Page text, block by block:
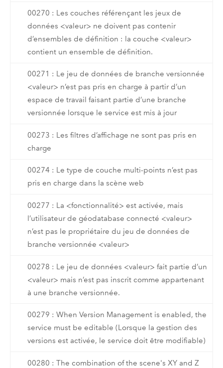
00270 : Les couches référençant les jeux de
données <valeur> ne doivent pas contenir
d’ensembles de définition : la couche <valeur>
contient un ensemble de définition.
00271 : Le jeu de données de branche versionnée
<valeur> n’est pas pris en charge à partir d’un
espace de travail faisant partie d’une branche
versionnée lorsque le service est mis à jour
00273 : Les filtres d’affichage ne sont pas pris en
charge
00274 : Le type de couche multi-points n’est pas
pris en charge dans la scène web
00277 : La <fonctionnalité> est activée, mais
l’utilisateur de géodatabase connecté <valeur>
n’est pas le propriétaire du jeu de données de
branche versionnée <valeur>
00278 : Le jeu de données <valeur> fait partie d’un
<valeur> mais n’est pas inscrit comme appartenant
à une branche versionnée.
00279 : When Version Management is enabled, the
service must be editable (Lorsque la gestion des
versions est activée, le service doit être modifiable)
00280 : The combination of the scene's XY and Z